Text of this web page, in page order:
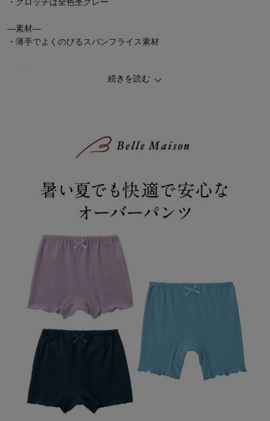
・クロッチは全色杢グレー
―素材―
・薄手でよくのびるスパンフライス素材
・油性ペンで直接書けてにじみにくいお名前スペース2枚付き
思いと一人ひとりの成長に寄り添って。
こだわりの機能と豊富なサイズ、デザインバリエーションが魅力の
オリジナルブランド
続きを読む